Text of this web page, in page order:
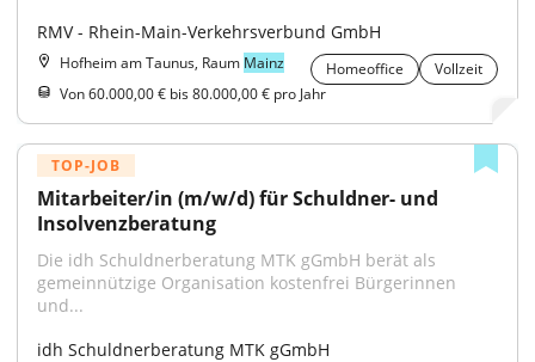
RMV - Rhein-Main-Verkehrsverbund GmbH
Hofheim am Taunus, Raum Mainz Homeoffice
Vollzeit
Von 60.000,00 € bis 80.000,00 € pro Jahr
TOP-JOB
Mitarbeiter/in (m/w/d) für Schuldner- und
Insolvenzberatung
Die idh Schuldnerberatung MTK gGmbH berät als
gemeinnützige Organisation kostenfrei Bürgerinnen
und...
idh Schuldnerberatung MTK gGmbH